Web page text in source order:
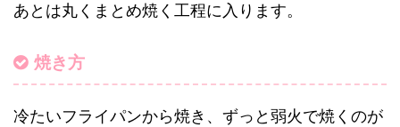
あとは丸くまとめ焼く工程に入ります。
焼き方
冷たいフライパンから焼き、ずっと弱火で焼くのが